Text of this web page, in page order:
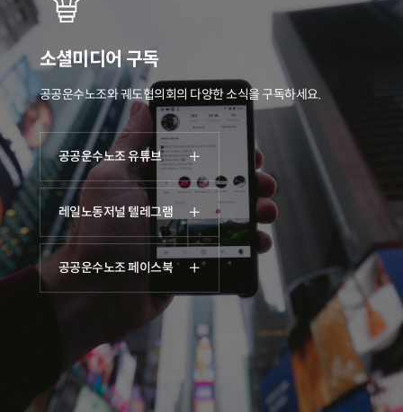
소셜미디어 구독
공공운수노조와 궤도협의회의 다양한 소식을 구독하세요.
공공운수노조 유튜브
레일노동저널 텔레그램
공공운수노조 페이스북